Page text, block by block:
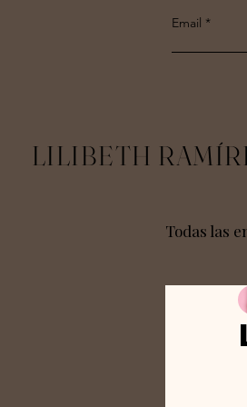
Email
LILIBETH
Todas las